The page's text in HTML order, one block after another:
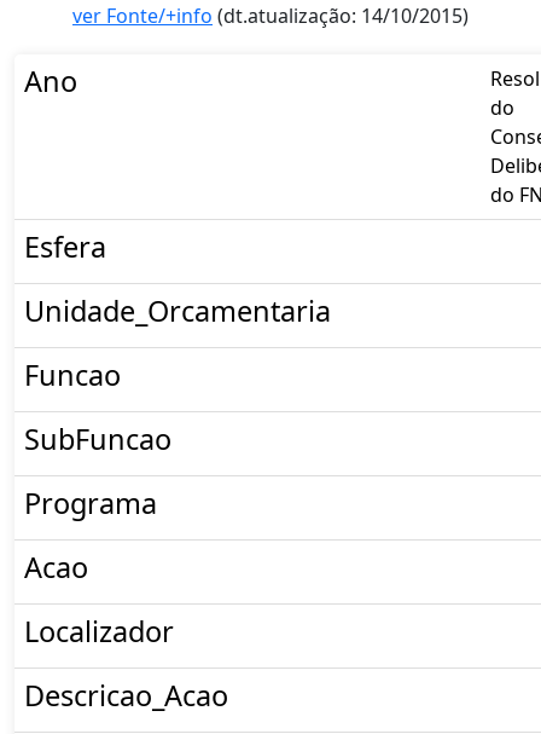
ver Fonte/+info (dt.atualização: 14/10/2015)
Ano
do
do
Esfera
Unidade_Orcamentaria
Funcao
SubFuncao
Programa
Acao
Localizador
Descricao_Acao